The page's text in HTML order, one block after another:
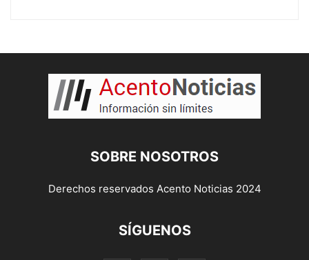
SOBRE NOSOTROS
Derechos reservados Acento Noticias 2024
SÍGUENOS